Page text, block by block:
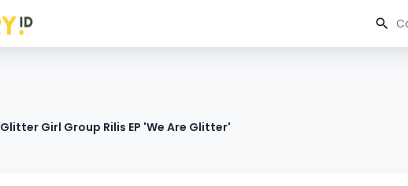
Glitter Girl Group Rilis EP 'We Are Glitter'